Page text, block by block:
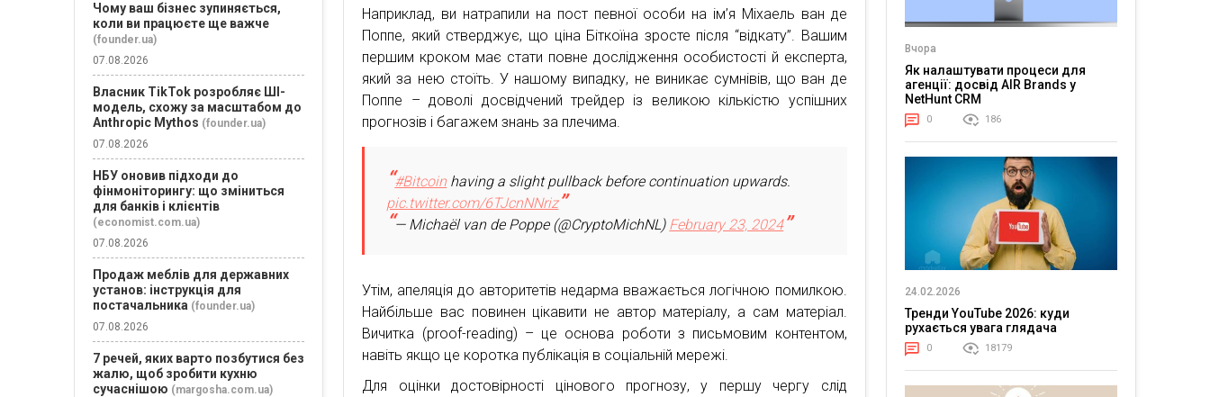
Наприклад, ви натрапили на пост певної особи на ім’я Міхаель ван де
Поппе, який стверджує, що ціна Біткоїна зросте після “відкату”. Вашим
першим кроком має стати повне дослідження особистості й експерта,
який за нею стоїть. У нашому випадку, не виникає сумнівів, що ван де
Поппе – доволі досвідчений трейдер із великою кількістю успішних
прогнозів і багажем знань за плечима.
#Bitcoin having a slight pullback before continuation upwards.
pic.twitter.com/6TJcnNNriz
— Michaël van de Poppe (@CryptoMichNL) February 23, 2024
Утім, апеляція до авторитетів недарма вважається логічною помилкою.
Найбільше вас повинен цікавити не автор матеріалу, а сам матеріал.
Вичитка (proof-reading) – це основа роботи з письмовим контентом,
навіть якщо це коротка публікація в соціальній мережі.
Для оцінки достовірності цінового прогнозу, у першу чергу слід
Чому ваш бізнес зупиняється,
коли ви працюєте ще важче
(founder.ua)
07.08.2026
Власник TikTok розробляє ШІ-
модель, схожу за масштабом до
Anthropic Mythos (founder.ua)
07.08.2026
НБУ оновив підходи до
фінмоніторингу: що зміниться
для банків і клієнтів
(economist.com.ua)
07.08.2026
Продаж меблів для державних
установ: інструкція для
постачальника (founder.ua)
07.08.2026
7 речей, яких варто позбутися без
жалю, щоб зробити кухню
сучаснішою (margosha.com.ua)
Вчора
Як налаштувати процеси для
агенції: досвід AIR Brands у
NetHunt CRM
0 186
24.02.2026
Тренди YouTube 2026: куди
рухається увага глядача
0 18179